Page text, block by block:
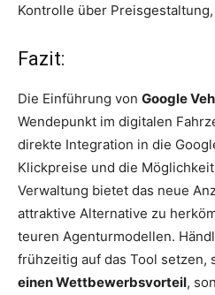
Kontrolle über
Fazit:
Die Einführung von Google
Wendepunkt im digitalen
direkte Integration in die
Klickpreise und die
Verwaltung bietet das neue
attraktive Alternative zu
teuren Agenturmodellen.
frühzeitig auf das Tool setzen,
einen Wettbewerbsvorteil,